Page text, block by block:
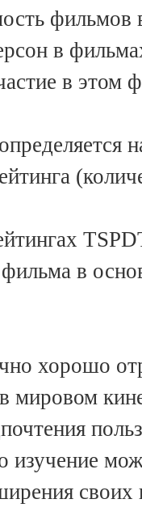
в
в этом
в
хорошо
мировом
изучение
своих